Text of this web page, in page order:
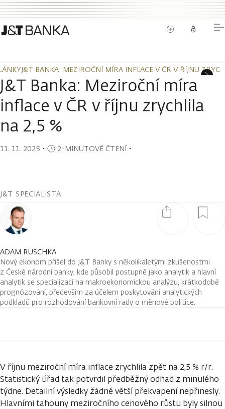
J&T BANKA: MEZIROČNÍ MÍRA INFLACE V ČR V ŘÍJNU
J&T BANKA: MEZIROČNÍ MÍRA INFLACE V ČR V ŘÍJNU
J&T Banka: Meziroční míra
inflace v ČR v říjnu zrychlila
na 2,5 %
11. 11. 2025 ・ 2-MINUTOVÉ ČTENÍ・
J&T SPECIALISTA
ADAM RUSCHKA
Nový ekonom přišel do J&T Banky s několikaletými zkušenostmi
z České národní banky, kde působil postupně jako analytik a hlavní
analytik se specializací na makroekonomickou analýzu, krátkodobé
prognózování, především za účelem poskytování analytických
podkladů pro rozhodování bankovní rady o měnové politice.
V říjnu meziroční míra inflace zrychlila zpět na 2,5 % r/r.
Statistický úřad tak potvrdil předběžný odhad z minulého
týdne. Detailní výsledky žádné větší překvapení nepřinesly.
Hlavními tahouny meziročního cenového růstu byly silnou